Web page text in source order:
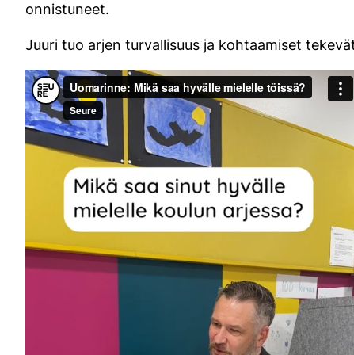
onnistuneet.
Juuri tuo arjen turvallisuus ja kohtaamiset